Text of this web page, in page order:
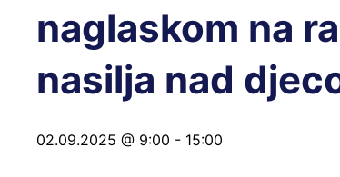
naglaskom na
nasilja nad
02.09.2025 @ 9:00 - 15:00